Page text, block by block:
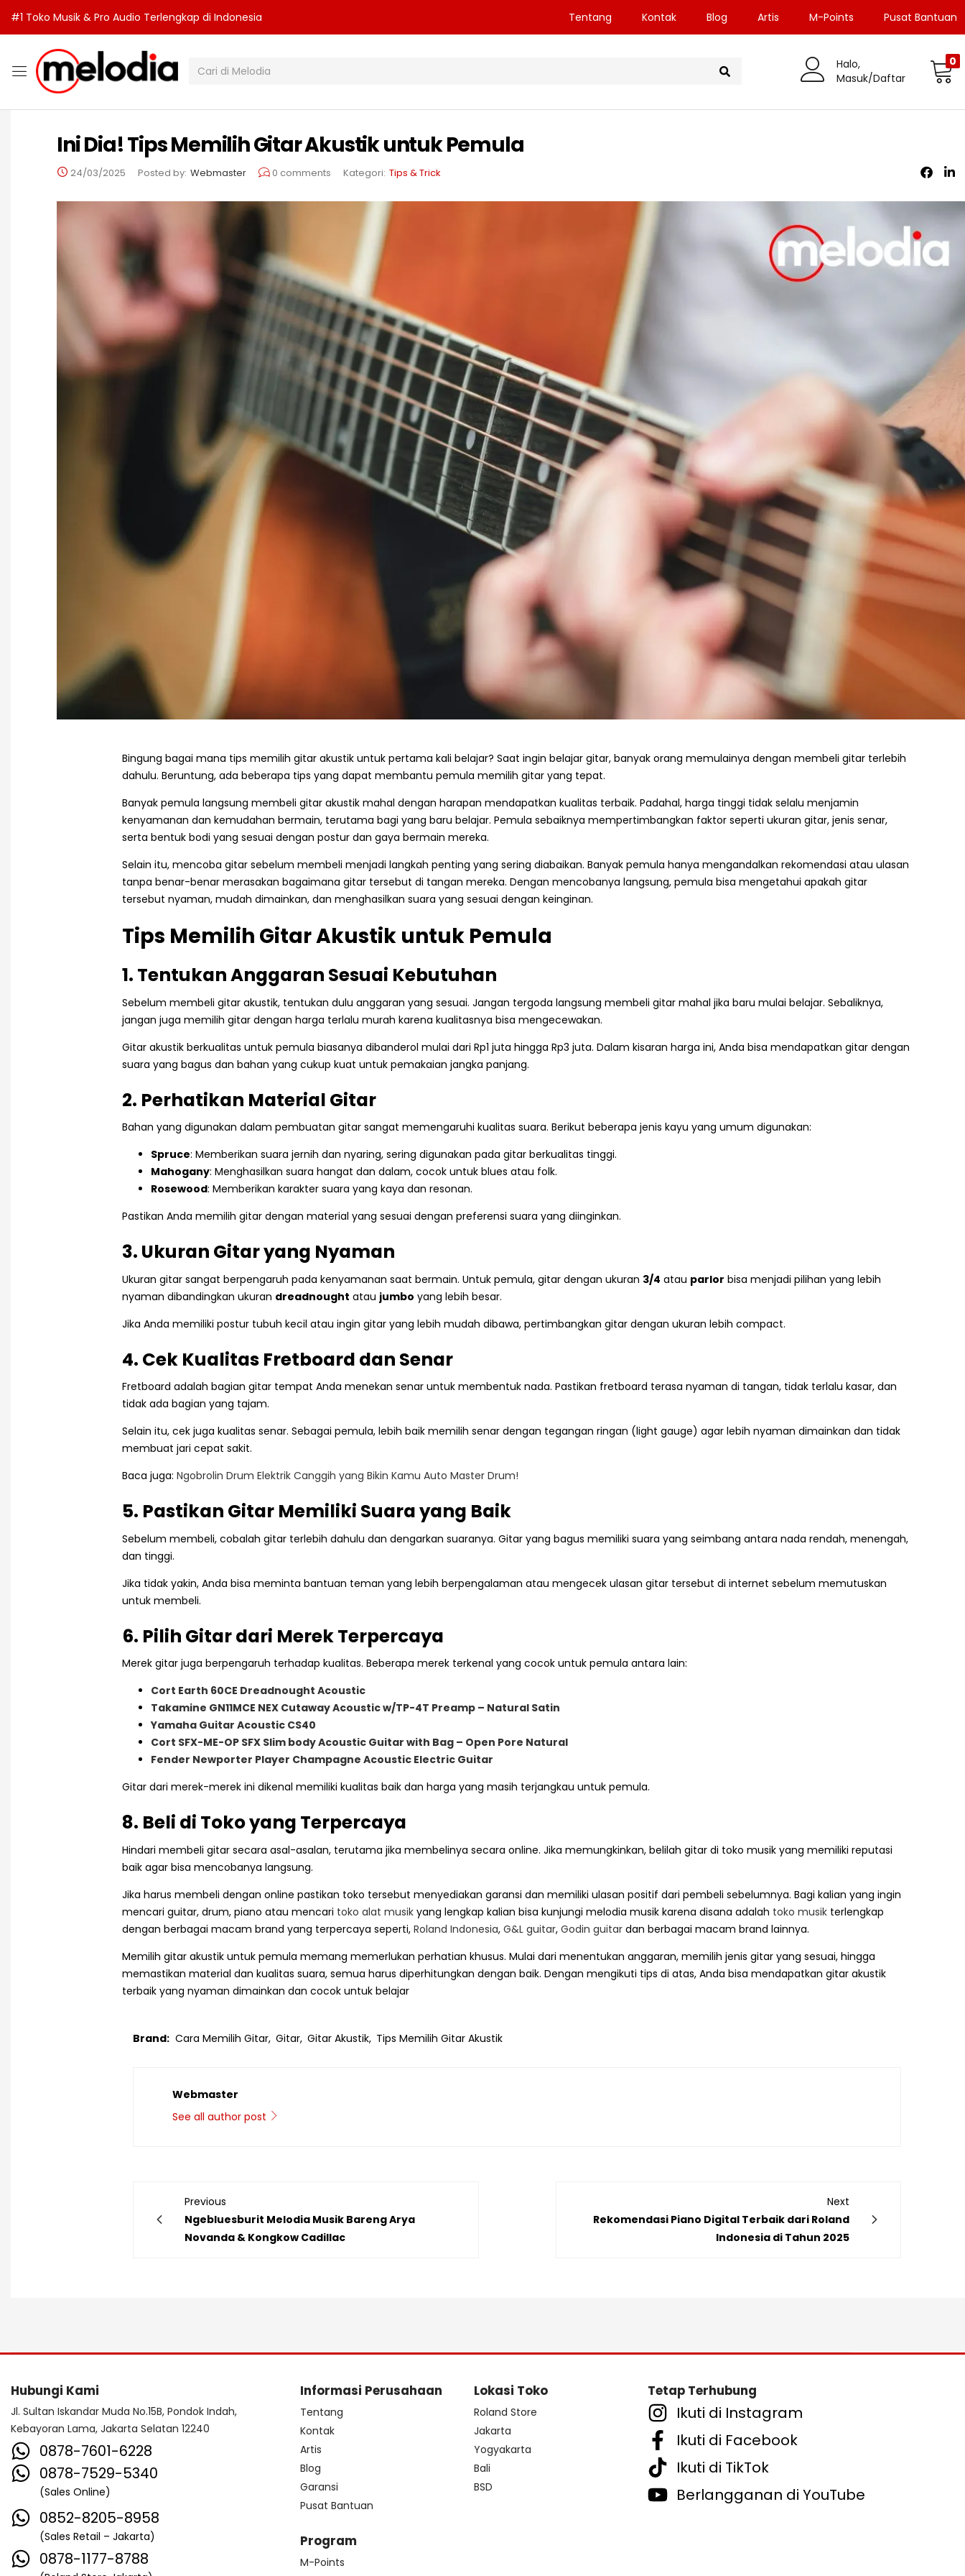
#1 Toko Musik & Pro Audio Terlengkap di Indonesia Tentang Kontak Blog Artis M-Points Pusat Bantuan
Halo,
Masuk/Daftar
0
Ini Dia! Tips Memilih Gitar Akustik untuk Pemula
24/03/2025 Posted by: Webmaster 0 comments Kategori: Tips & Trick
Bingung bagai mana tips memilih gitar akustik untuk pertama kali belajar? Saat ingin belajar gitar, banyak orang memulainya dengan membeli gitar terlebih
dahulu. Beruntung, ada beberapa tips yang dapat membantu pemula memilih gitar yang tepat.
Banyak pemula langsung membeli gitar akustik mahal dengan harapan mendapatkan kualitas terbaik. Padahal, harga tinggi tidak selalu menjamin
kenyamanan dan kemudahan bermain, terutama bagi yang baru belajar. Pemula sebaiknya mempertimbangkan faktor seperti ukuran gitar, jenis senar,
serta bentuk bodi yang sesuai dengan postur dan gaya bermain mereka.
Selain itu, mencoba gitar sebelum membeli menjadi langkah penting yang sering diabaikan. Banyak pemula hanya mengandalkan rekomendasi atau ulasan
tanpa benar-benar merasakan bagaimana gitar tersebut di tangan mereka. Dengan mencobanya langsung, pemula bisa mengetahui apakah gitar
tersebut nyaman, mudah dimainkan, dan menghasilkan suara yang sesuai dengan keinginan.
Tips Memilih Gitar Akustik untuk Pemula
1. Tentukan Anggaran Sesuai Kebutuhan
Sebelum membeli gitar akustik, tentukan dulu anggaran yang sesuai. Jangan tergoda langsung membeli gitar mahal jika baru mulai belajar. Sebaliknya,
jangan juga memilih gitar dengan harga terlalu murah karena kualitasnya bisa mengecewakan.
Gitar akustik berkualitas untuk pemula biasanya dibanderol mulai dari Rp1 juta hingga Rp3 juta. Dalam kisaran harga ini, Anda bisa mendapatkan gitar dengan
suara yang bagus dan bahan yang cukup kuat untuk pemakaian jangka panjang.
2. Perhatikan Material Gitar
Bahan yang digunakan dalam pembuatan gitar sangat memengaruhi kualitas suara. Berikut beberapa jenis kayu yang umum digunakan:
Spruce: Memberikan suara jernih dan nyaring, sering digunakan pada gitar berkualitas tinggi.
Mahogany: Menghasilkan suara hangat dan dalam, cocok untuk blues atau folk.
Rosewood: Memberikan karakter suara yang kaya dan resonan.
Pastikan Anda memilih gitar dengan material yang sesuai dengan preferensi suara yang diinginkan.
3. Ukuran Gitar yang Nyaman
Ukuran gitar sangat berpengaruh pada kenyamanan saat bermain. Untuk pemula, gitar dengan ukuran 3/4 atau parlor bisa menjadi pilihan yang lebih
nyaman dibandingkan ukuran dreadnought atau jumbo yang lebih besar.
Jika Anda memiliki postur tubuh kecil atau ingin gitar yang lebih mudah dibawa, pertimbangkan gitar dengan ukuran lebih compact.
4. Cek Kualitas Fretboard dan Senar
Fretboard adalah bagian gitar tempat Anda menekan senar untuk membentuk nada. Pastikan fretboard terasa nyaman di tangan, tidak terlalu kasar, dan
tidak ada bagian yang tajam.
Selain itu, cek juga kualitas senar. Sebagai pemula, lebih baik memilih senar dengan tegangan ringan (light gauge) agar lebih nyaman dimainkan dan tidak
membuat jari cepat sakit.
Baca juga: Ngobrolin Drum Elektrik Canggih yang Bikin Kamu Auto Master Drum!
5. Pastikan Gitar Memiliki Suara yang Baik
Sebelum membeli, cobalah gitar terlebih dahulu dan dengarkan suaranya. Gitar yang bagus memiliki suara yang seimbang antara nada rendah, menengah,
dan tinggi.
Jika tidak yakin, Anda bisa meminta bantuan teman yang lebih berpengalaman atau mengecek ulasan gitar tersebut di internet sebelum memutuskan
untuk membeli.
6. Pilih Gitar dari Merek Terpercaya
Merek gitar juga berpengaruh terhadap kualitas. Beberapa merek terkenal yang cocok untuk pemula antara lain:
Cort Earth 60CE Dreadnought Acoustic
Takamine GN11MCE NEX Cutaway Acoustic w/TP-4T Preamp – Natural Satin
Yamaha Guitar Acoustic CS40
Cort SFX-ME-OP SFX Slim body Acoustic Guitar with Bag – Open Pore Natural
Fender Newporter Player Champagne Acoustic Electric Guitar
Gitar dari merek-merek ini dikenal memiliki kualitas baik dan harga yang masih terjangkau untuk pemula.
8. Beli di Toko yang Terpercaya
Hindari membeli gitar secara asal-asalan, terutama jika membelinya secara online. Jika memungkinkan, belilah gitar di toko musik yang memiliki reputasi
baik agar bisa mencobanya langsung.
Jika harus membeli dengan online pastikan toko tersebut menyediakan garansi dan memiliki ulasan positif dari pembeli sebelumnya. Bagi kalian yang ingin
mencari guitar, drum, piano atau mencari toko alat musik yang lengkap kalian bisa kunjungi melodia musik karena disana adalah toko musik terlengkap
dengan berbagai macam brand yang terpercaya seperti, Roland Indonesia, G&L guitar, Godin guitar dan berbagai macam brand lainnya.
Memilih gitar akustik untuk pemula memang memerlukan perhatian khusus. Mulai dari menentukan anggaran, memilih jenis gitar yang sesuai, hingga
memastikan material dan kualitas suara, semua harus diperhitungkan dengan baik. Dengan mengikuti tips di atas, Anda bisa mendapatkan gitar akustik
terbaik yang nyaman dimainkan dan cocok untuk belajar
Brand: Cara Memilih Gitar, Gitar, Gitar Akustik, Tips Memilih Gitar Akustik
Webmaster
See all author post
Previous
Ngebluesburit Melodia Musik Bareng Arya
Novanda & Kongkow Cadillac
Next
Rekomendasi Piano Digital Terbaik dari Roland
Indonesia di Tahun 2025
Hubungi Kami
Jl. Sultan Iskandar Muda No.15B, Pondok Indah,
Kebayoran Lama, Jakarta Selatan 12240
0878-7601-6228
0878-7529-5340
(Sales Online)
0852-8205-8958
(Sales Retail – Jakarta)
0878-1177-8788
Informasi Perusahaan
Tentang
Kontak
Artis
Blog
Garansi
Pusat Bantuan
Program
M-Points
Lokasi Toko
Roland Store
Jakarta
Yogyakarta
Bali
BSD
Tetap Terhubung
Ikuti di Instagram
Ikuti di Facebook
Ikuti di TikTok
Berlangganan di YouTube